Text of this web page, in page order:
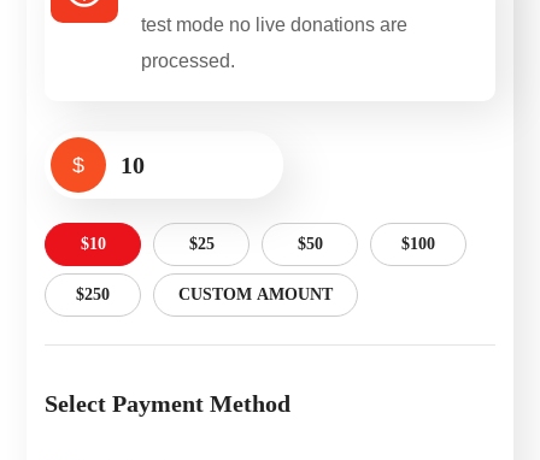
test mode no live donations are
processed.
$
$10 $25 $50 $100
$250 CUSTOM AMOUNT
Select Payment Method